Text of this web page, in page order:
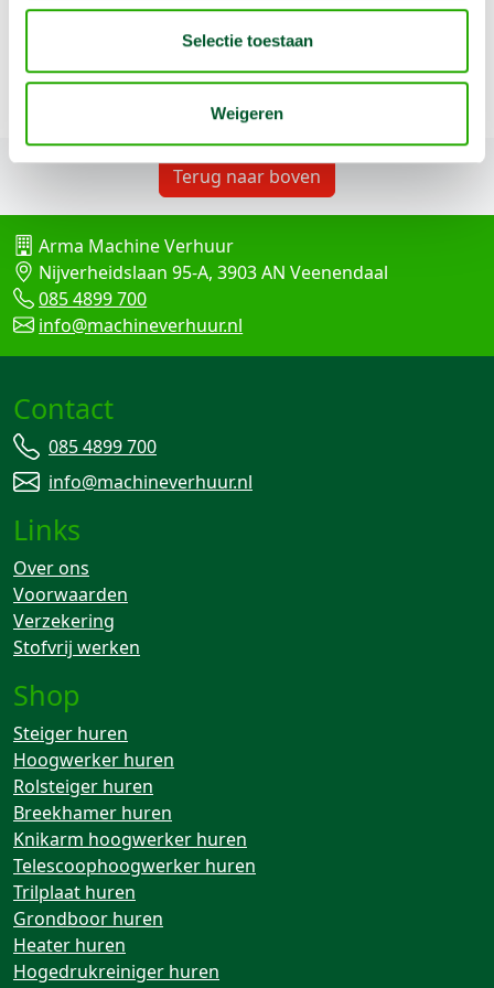
Selectie toestaan
Weigeren
SDS-plus naar -max.
Terug naar boven
Arma Machine Verhuur
Nijverheidslaan 95-A, 3903 AN Veenendaal
085 4899 700
info@machineverhuur.nl
Contact
085 4899 700
info@machineverhuur.nl
Links
Over ons
Voorwaarden
Verzekering
Stofvrij werken
Shop
Steiger huren
Hoogwerker huren
Rolsteiger huren
Breekhamer huren
Knikarm hoogwerker huren
Telescoophoogwerker huren
Trilplaat huren
Grondboor huren
Heater huren
Hogedrukreiniger huren